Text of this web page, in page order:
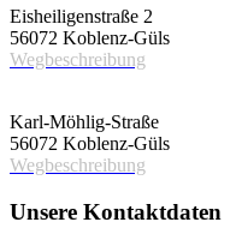
Eisheiligenstraße 2
56072 Koblenz-Güls
Wegbeschreibung
Karl-Möhlig-Straße
56072 Koblenz-Güls
Wegbeschreibung
Unsere Kontaktdaten